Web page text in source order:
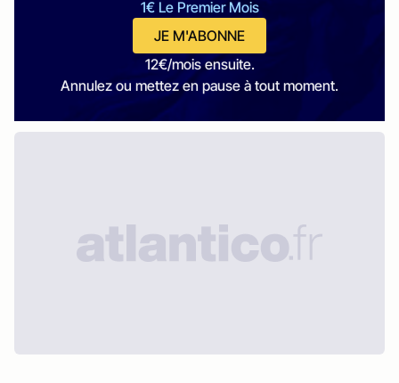
1€ Le Premier Mois
JE M'ABONNE
12€/mois ensuite.
Annulez ou mettez en pause à tout moment.